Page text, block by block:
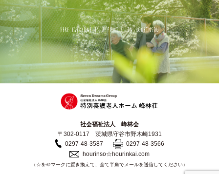
社会福祉法人 峰林会
〒302-0117 茨城県守谷市野木崎1931
0297-48-3587
0297-48-3566
hourinso☆hourinkai.com
（☆を＠マークに置き換えて、全て半角でメールを送信してください）